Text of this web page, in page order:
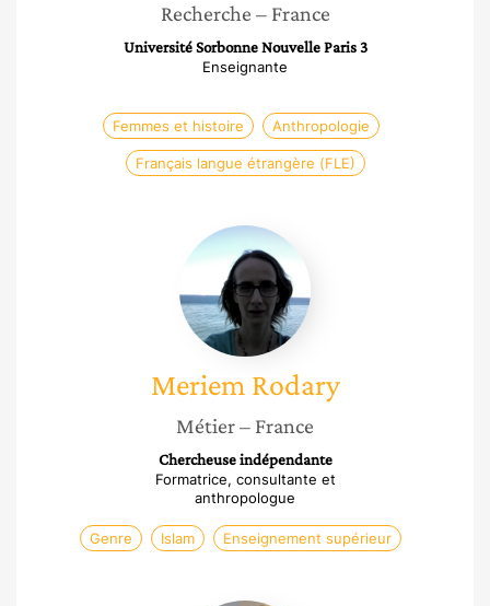
Recherche – France
Université Sorbonne Nouvelle Paris 3
Enseignante
Femmes et histoire Anthropologie
Français langue étrangère (FLE)
Meriem
Rodary
Meriem Rodary
Métier– France
Chercheuse indépendante
Formatrice, consultante et
anthropologue
Genre Islam Enseignement supérieur